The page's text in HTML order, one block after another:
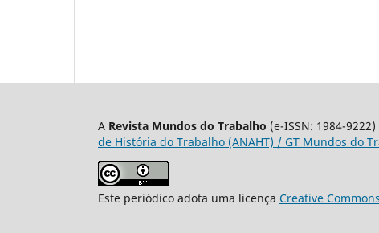
A Revista Mundos do Trabalho (e-ISSN: 1984-
de História do Trabalho (ANAHT) / GT Mundos do
Este periódico adota uma licença Creative